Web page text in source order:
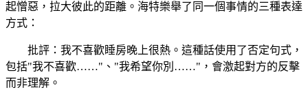
起憎惡，拉大彼此的距離。海特樂舉了同一個事情的三種表達
方式：
批評：我不喜歡睡房晚上很熱。這種話使用了否定句式，
包括"我不喜歡……"、"我希望你別……"，會激起對方的反擊
而非理解。